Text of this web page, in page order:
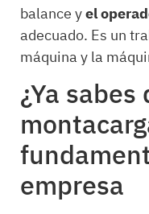
balance yel
adecuado. Es un
máquina y la
¿Ya
empresa